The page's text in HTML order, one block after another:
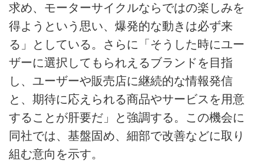
求め、モーターサイクルならではの楽しみを
得ようという思い、爆発的な動きは必ず来
る」としている。さらに「そうした時にユー
ザーに選択してもられえるブランドを目指
し、ユーザーや販売店に継続的な情報発信
と、期待に応えられる商品やサービスを用意
することが肝要だ」と強調する。この機会に
同社では、基盤固め、細部で改善などに取り
組む意向を示す。